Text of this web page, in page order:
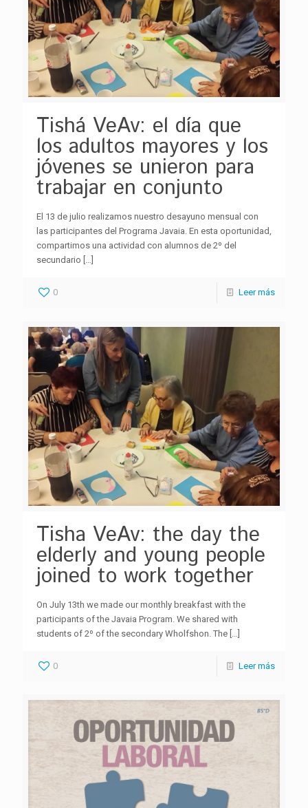
Tishá VeAv: el día que
los adultos mayores y los
jóvenes se unieron para
trabajar en conjunto
El 13 de julio realizamos nuestro desayuno mensual con
las participantes del Programa Javaia. En esta oportunidad,
compartimos una actividad con alumnos de 2º del
secundario […]
0 Leer más
Tisha VeAv: the day the
elderly and young people
joined to work together
On July 13th we made our monthly breakfast with the
participants of the Javaia Program. We shared with
students of 2º of the secondary Wholfshon. The […]
0 Leer más